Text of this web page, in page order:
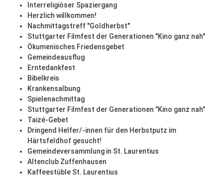
Interreligiöser Spaziergang
Herzlich willkommen!
Nachmittagstreff "Goldherbst"
Stuttgarter Filmfest der Generationen "Kino ganz nah"
Ökumenisches Friedensgebet
Gemeindeausflug
Erntedankfest
Bibelkreis
Krankensalbung
Spielenachmittag
Stuttgarter Filmfest der Generationen "Kino ganz nah"
Taizé-Gebet
Dringend Helfer/-innen für den Herbstputz im
Härtsfeldhof gesucht!
Gemeindeversammlung in St. Laurentius
Altenclub Zuffenhausen
Kaffeestüble St. Laurentius